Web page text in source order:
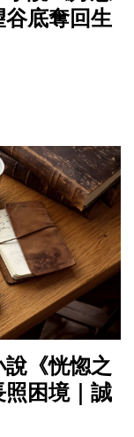
底奪回生
《恍惚之
照困境｜誠